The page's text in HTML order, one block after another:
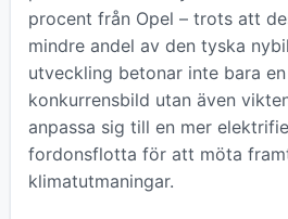
procent från Opel – trots att
mindre andel av den tyska
utveckling betonar inte bara
konkurrensbild utan även
anpassa sig till en mer
fordonsflotta för att möta
klimatutmaningar.